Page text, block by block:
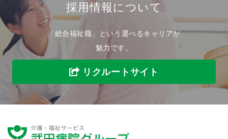
採用情報について
「総合福祉職」という選べるキャリアが
魅力です。
リクルートサイト